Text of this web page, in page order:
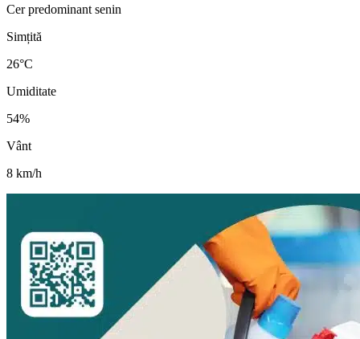
Cer predominant senin
Simțită
26°C
Umiditate
54%
Vânt
8 km/h